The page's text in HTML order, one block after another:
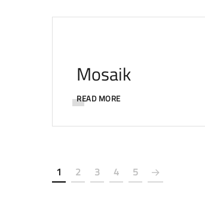
Mosaik
READ MORE
1 2 3 4 5